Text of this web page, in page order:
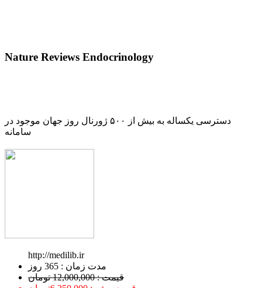
Nature Reviews Endocrinology
دسترسی یکساله به بیش از ۵۰۰ ژورنال روز جهان موجود در
سامانه
http://medilib.ir
ﻣﺪﺕ ﺯﻣﺎﻥ : 365 ﺭﻭﺯ
قیمت : 12,000,000 تومان